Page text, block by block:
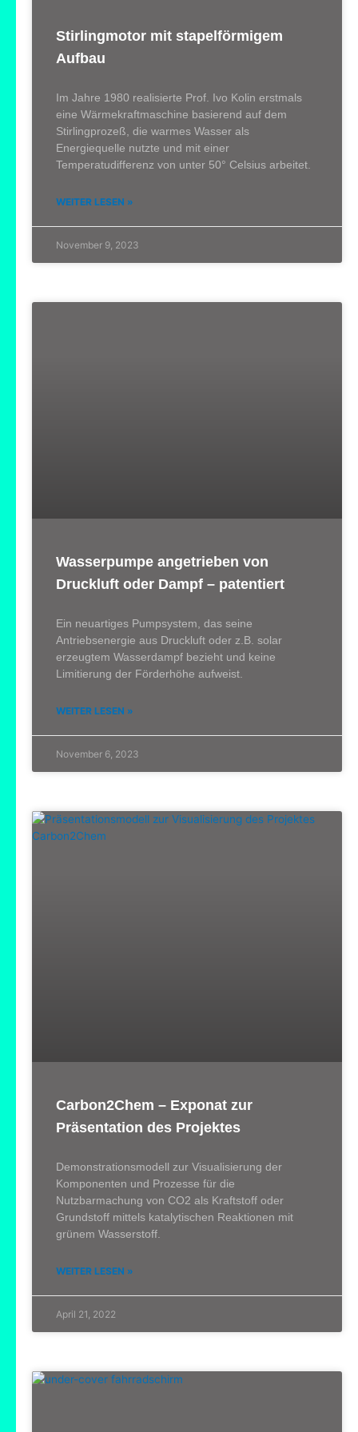
Stirlingmotor mit stapelförmigem
Aufbau
Im Jahre 1980 realisierte Prof. Ivo Kolin erstmals
eine Wärmekraftmaschine basierend auf dem
Stirlingprozeß, die warmes Wasser als
Energiequelle nutzte und mit einer
Temperatudifferenz von unter 50° Celsius arbeitet.
WEITER LESEN »
November 9, 2023
Wasserpumpe angetrieben von
Druckluft oder Dampf – patentiert
Ein neuartiges Pumpsystem, das seine
Antriebsenergie aus Druckluft oder z.B. solar
erzeugtem Wasserdampf bezieht und keine
Limitierung der Förderhöhe aufweist.
WEITER LESEN »
November 6, 2023
Carbon2Chem – Exponat zur
Präsentation des Projektes
Demonstrationsmodell zur Visualisierung der
Komponenten und Prozesse für die
Nutzbarmachung von CO2 als Kraftstoff oder
Grundstoff mittels katalytischen Reaktionen mit
grünem Wasserstoff.
WEITER LESEN »
April 21, 2022